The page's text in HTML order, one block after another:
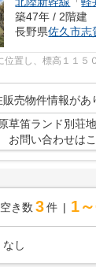
築47年 / 2階建
長野県佐久市志
位置し、標高１１５
販売物件情報があ
草笛ランド別荘
お問い合わせは
空き数 3 件 1
なし